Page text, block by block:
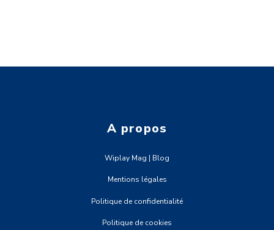
A propos
Wiplay Mag | Blog
Mentions légales
Politique de confidentialité
Politique de cookies